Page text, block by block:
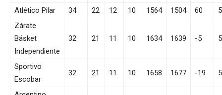
Atlético Pilar 34 22 12 10 1564 1504 60
Zárate
Básket
Independiente
32 21 11 10 1634 1639 -5
Sportivo
Escobar
32 21 11 10 1658 1677 -19